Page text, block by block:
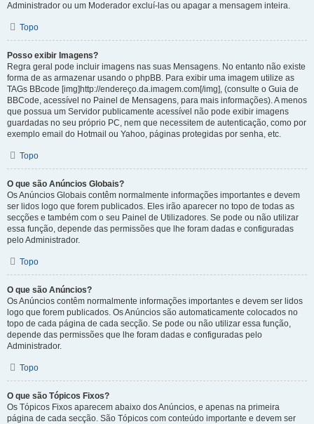
Administrador ou um Moderador excluí-las ou apagar a mensagem inteira.
Topo
Posso exibir Imagens?
Regra geral pode incluir imagens nas suas Mensagens. No entanto não existe
forma de as armazenar usando o phpBB. Para exibir uma imagem utilize as
TAGs BBcode [img]http://endereço.da.imagem.com[/img], (consulte o Guia de
BBCode, acessível no Painel de Mensagens, para mais informações). A menos
que possua um Servidor publicamente acessível não pode exibir imagens
guardadas no seu próprio PC, nem que necessitem de autenticação, como por
exemplo email do Hotmail ou Yahoo, páginas protegidas por senha, etc.
Topo
O que são Anúncios Globais?
Os Anúncios Globais contêm normalmente informações importantes e devem
ser lidos logo que forem publicados. Eles irão aparecer no topo de todas as
secções e também com o seu Painel de Utilizadores. Se pode ou não utilizar
essa função, depende das permissões que lhe foram dadas e configuradas
pelo Administrador.
Topo
O que são Anúncios?
Os Anúncios contêm normalmente informações importantes e devem ser lidos
logo que forem publicados. Os Anúncios são automaticamente colocados no
topo de cada página de cada secção. Se pode ou não utilizar essa função,
depende das permissões que lhe foram dadas e configuradas pelo
Administrador.
Topo
O que são Tópicos Fixos?
Os Tópicos Fixos aparecem abaixo dos Anúncios, e apenas na primeira
página de cada secção. São Tópicos com conteúdo importante e devem ser